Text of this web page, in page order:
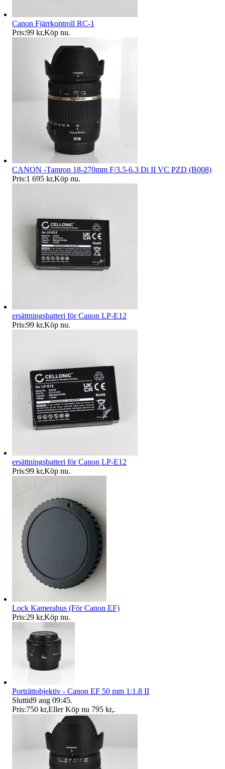
Canon Fjärrkontroll RC-1
Pris:99 kr,Köp nu.
CANON -Tamron 18-270mm F/3.5-6.3 Di II VC PZD (B008)
Pris:1 695 kr,Köp nu.
ersättningsbatteri för Canon LP-E12
Pris:99 kr,Köp nu.
ersättningsbatteri för Canon LP-E12
Pris:99 kr,Köp nu.
Lock Kamerahus (För Canon EF)
Pris:29 kr,Köp nu.
Porträttobjektiv - Canon EF 50 mm 1:1.8 II
Sluttid9 aug 09:45.
Pris:750 kr,Eller Köp nu 795 kr,.